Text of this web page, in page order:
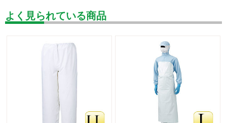
よく見られている商品